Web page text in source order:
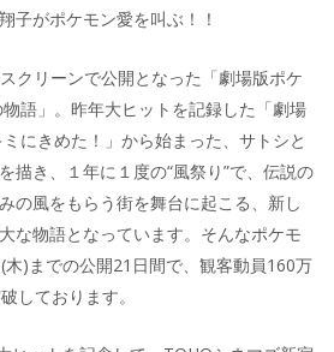
子がポケモン愛を叫ぶ！！
クリーンで公開となった「劇場版ポケ
語」。昨年大ヒットを記録した「劇場
にきめた！」から始まった、サトシと
描き、１年に１度の“風祭り”で、伝説の
の風をもらう街を舞台に起こる、新し
な物語となっています。そんなポケモ
木)までの公開21日間で、観客動員160万
しております。